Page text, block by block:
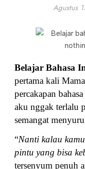
Agustus
Belajar Bahasa
pertama kali
percakapan
aku nggak terlalu
semangat
“Nanti kalau
pintu yang bisa
tersenyum penuh